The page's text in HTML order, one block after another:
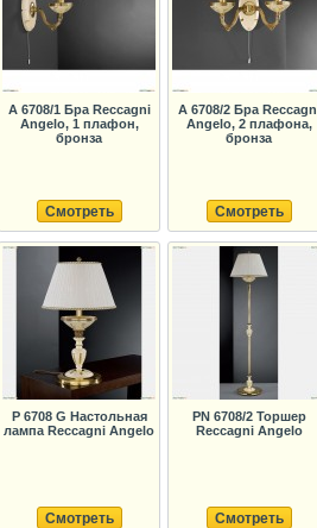
A 6708/1 Бра Reccagni
Angelo, 1 плафон,
бронза
Смотреть
A 6708/2 Бра
Angelo, 2 плафона,
бронза
Смотреть
P 6708 G Настольная
лампа Reccagni Angelo
Смотреть
PN 6708/2 Торшер
Reccagni Angelo
Смотреть